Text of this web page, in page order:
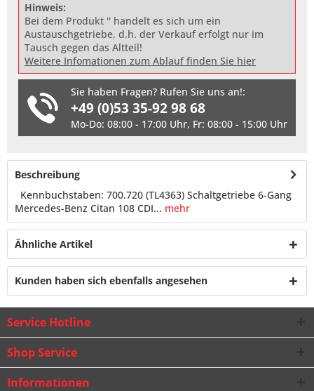
Hinweis:
Bei dem Produkt '' handelt es sich um ein
Austauschgetriebe, d.h. der Verkauf erfolgt nur im
Tausch gegen das Altteil!
Weitere Infomationen zum Ablauf finden Sie hier
Sie haben Fragen? Rufen Sie uns an!:
+49 (0)53 35-92 98 68
Mo-Do: 08:00 - 17:00 Uhr, Fr: 08:00 - 15:00 Uhr
Beschreibung
Kennbuchstaben: 700.720 (TL4363) Schaltgetriebe 6-Gang
Mercedes-Benz Citan 108 CDI... mehr
Ähnliche Artikel
Kunden haben sich ebenfalls angesehen
Service Hotline
Shop Service
Informationen